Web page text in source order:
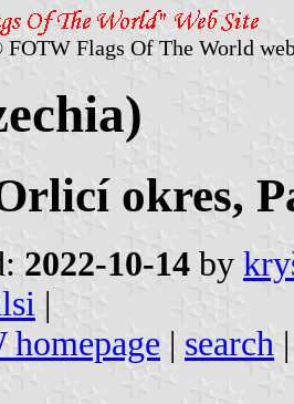
Flags Of The World
okres,
2022-10-14 by
|
homepage | search